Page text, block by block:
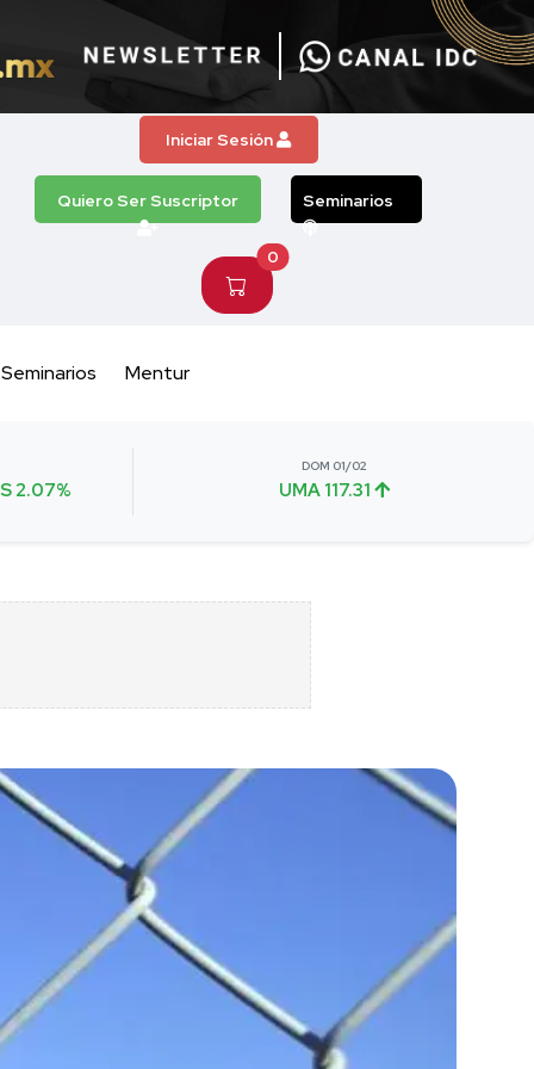
Iniciar Sesión
Quiero Ser Suscriptor Seminarios
0
Seminarios Mentur
2.07%
DOM 01/02
UMA 117.31